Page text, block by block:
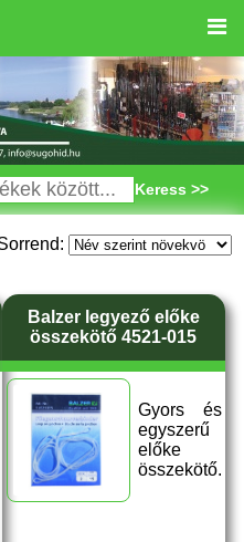
Keress >>
Balzer legyező előke
összekötő 4521-015
Gyors és
egyszerű
előke
összekötő.